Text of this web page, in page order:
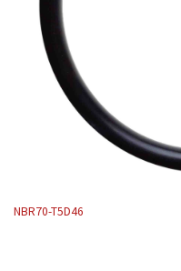
NBR70-T5D46